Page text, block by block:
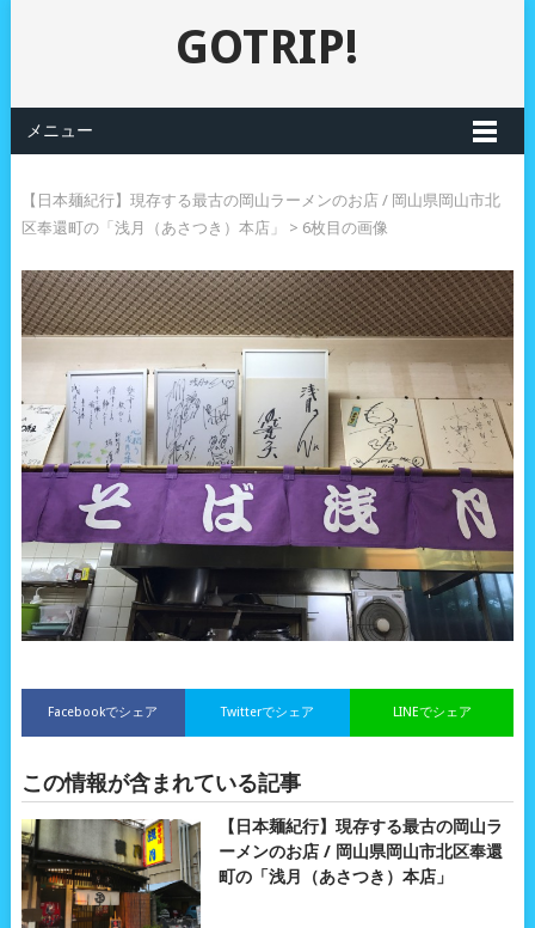
GOTRIP!
メニュー
【日本麺紀行】現存する最古の岡山ラーメンのお店 / 岡山県岡山市北
区奉還町の「浅月（あさつき）本店」
> 6枚目の画像
Facebookでシェア LINEでシェア
Twitterでシェア
この情報が含まれている記事
【日本麺紀行】現存する最古の岡山ラ
ーメンのお店 / 岡山県岡山市北区奉還
町の「浅月（あさつき）本店」